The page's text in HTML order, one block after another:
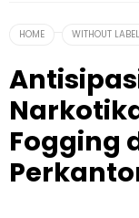
HOME WITHOUT LABEL
Fogging